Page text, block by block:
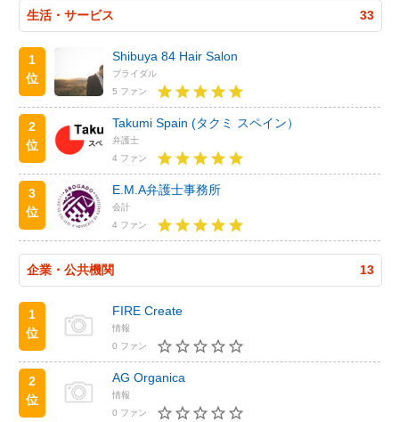
生活・サービス 33
1
位
Shibuya 84 Hair Salon
ブライダル
5 ファン
2
位
Takumi Spain (タクミ スペイン）
弁護士
4 ファン
3
位
E.M.A弁護士事務所
会計
4 ファン
企業・公共機関 13
1
位
FIRE Create
情報
0 ファン
2
位
AG Organica
情報
0 ファン